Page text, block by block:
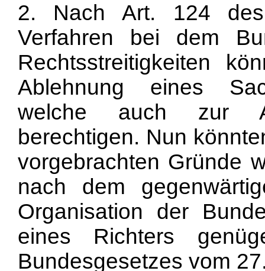
2. Nach Art. 124
Verfahren bei dem
Rechtsstreitigkeiten
Ablehnung eines
welche auch zur
berechtigen. Nun
vorgebrachten Gründe
nach dem
Organisation der
eines Richters
Bundesgesetzes vom